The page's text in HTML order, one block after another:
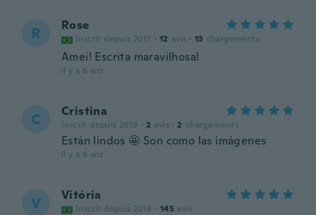
R Rose
Inscrit depuis 2017 · 12 avis · 13 chargements
Amei! Escrita maravilhosa!
il y a 6 ans
C Cristina
Inscrit depuis 2019 · 2 avis · 2 chargements
Están lindos 🤩 Son como las imágenes
il y a 6 ans
V Vitória
Inscrit depuis 2018 · 145 avis